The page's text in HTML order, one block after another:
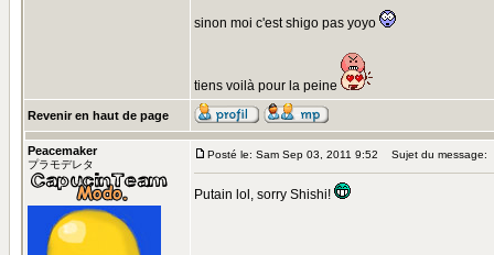
sinon moi c'est shigo pas yoyo
tiens voilà pour la peine
Revenir en haut de page
Peacemaker
プラモデレタ
Posté le: Sam Sep 03, 2011 9:52 Sujet du message:
Putain lol, sorry Shishi!